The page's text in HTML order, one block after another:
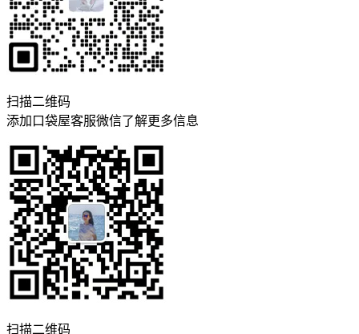
扫描二维码
添加口袋屋客服微信了解更多信息
扫描二维码